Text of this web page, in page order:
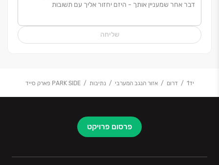
שליחה
יד1 דרום אזור הנגב המערבי נתיבות PARK SIDE פארק סייד
פרסום פרויקט